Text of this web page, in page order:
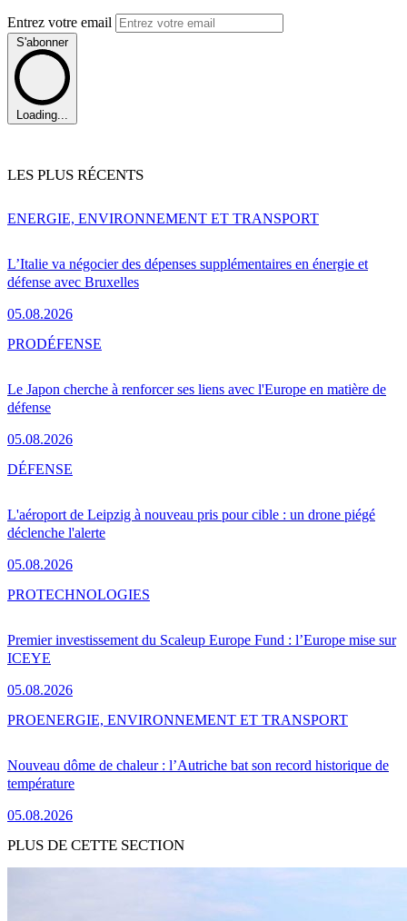
Entrez votre email
S'abonner
Loading...
LES PLUS RÉCENTS
L’Italie va négocier des dépenses supplémentaires en énergie et
défense avec Bruxelles
05.08.2026
ENERGIE, ENVIRONNEMENT ET TRANSPORT
Le Japon cherche à renforcer ses liens avec l'Europe en matière de
défense
05.08.2026
PRODÉFENSE
L'aéroport de Leipzig à nouveau pris pour cible : un drone piégé
déclenche l'alerte
05.08.2026
DÉFENSE
Premier investissement du Scaleup Europe Fund : l’Europe mise sur
ICEYE
05.08.2026
PROTECHNOLOGIES
Nouveau dôme de chaleur : l’Autriche bat son record historique de
température
05.08.2026
PROENERGIE, ENVIRONNEMENT ET TRANSPORT
PLUS DE CETTE SECTION